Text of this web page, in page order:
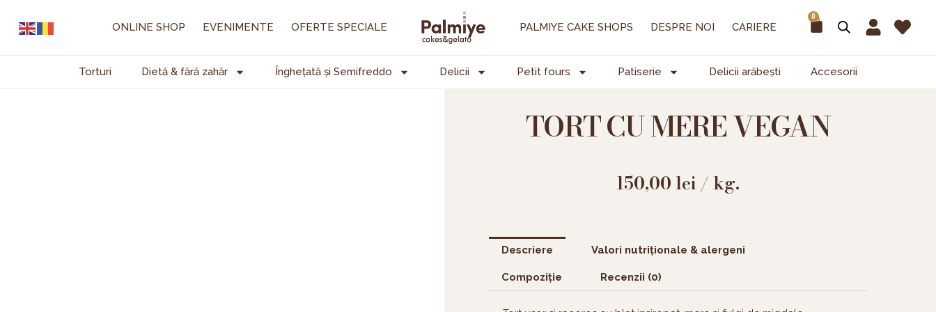
ONLINE SHOP EVENIMENTE OFERTE SPECIALE PALMIYE CAKE SHOPS DESPRE NOI CARIERE
0
Cart
Torturi Dietă & fără zahăr Înghețată și Semifreddo Delicii Petit fours Patiserie Delicii arăbești Accesorii
TORT CU MERE VEGAN
150,00 lei / kg.
Descriere Valori nutriționale & alergeni
Compoziție Recenzii (0)